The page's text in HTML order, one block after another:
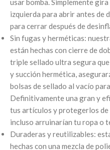
usar bomba. Simplemente
izquierda para abrir antes de
para cerrar después de
Sin fugas y herméticas:
están hechas con cierre de
triple sellado ultra segura
y succión hermética,
bolsas de sellado al vacío
Definitivamente una gran y
tus artículos y protegerlos de
incluso arruinarían tu ropa o
Duraderas y reutilizables:
hechas con una mezcla de